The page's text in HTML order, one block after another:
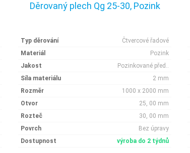
Děrovaný plech Qg 25-30, Pozink
Typ děrování
Čtvercové řadové
Materiál
Pozink
Jakost
Pozinkované před..
Síla materiálu
2 mm
Rozměr
1000 x 2000 mm
Otvor
25, 00 mm
Rozteč
30, 00 mm
Povrch
Bez úpravy
Dostupnost
výroba do 2 týdnů